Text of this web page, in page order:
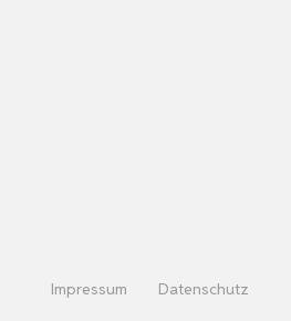
Impressum Datenschutz